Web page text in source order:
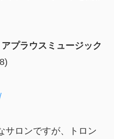
プラウスミュージック
サロンですが、トロン